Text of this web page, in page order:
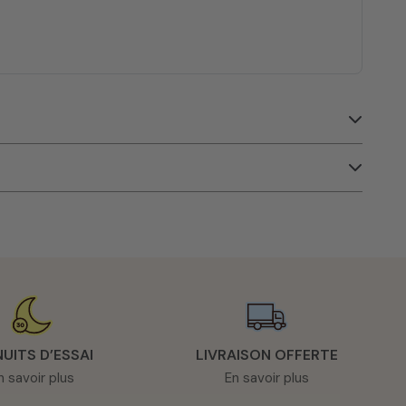
D’ESSAI
savoir plus
LIVRAISON OFFERTE
En savoir plus